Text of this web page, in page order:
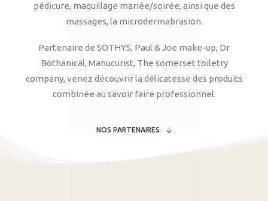
pédicure, maquillage mariée/soirée, ainsi que des
massages, la microdermabrasion.
Partenaire de SOTHYS, Paul & Joe make-up, Dr
Bothanical, Manucurist, The somerset toiletry
company, venez découvrir la délicatesse des produits
combinée au savoir faire professionnel.
NOS PARTENAIRES